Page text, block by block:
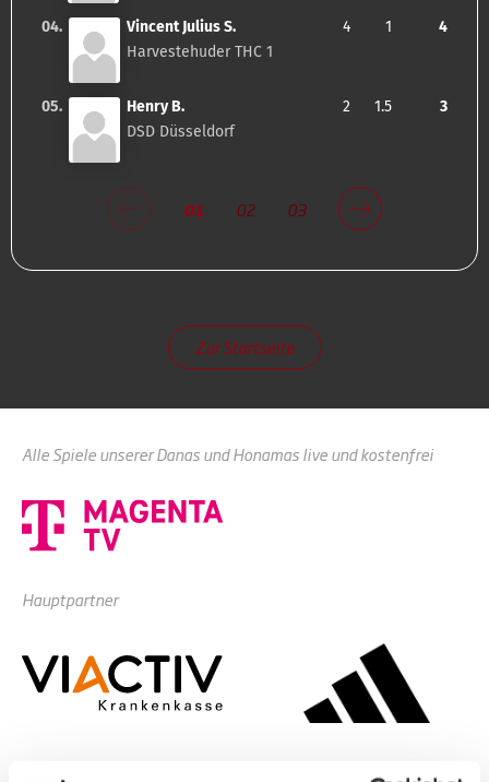
04.
Vincent Julius S.
Harvestehuder THC 1
4 1 4
05.
Henry B.
DSD Düsseldorf
2 1.5 3
01 02 03
Zur Startseite
Alle Spiele unserer Danas und Honamas live und kostenfrei
Hauptpartner